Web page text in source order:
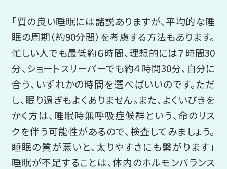
「質の良い睡眠には諸説ありますが、平均的な睡
眠の周期（約90分間）を考慮する方法もあります。
忙しい人でも最低約６時間、理想的には７時間30
分、ショートスリーパーでも約４時間30分、自分に
合う、いずれかの時間を選べばいいのです。ただ
し、眠り過ぎもよくありません。また、よくいびきを
かく方は、睡眠時無呼吸症候群という、命のリス
クを伴う可能性があるので、検査してみましょう。
睡眠の質が悪いと、太りやすさにも繫がります」
睡眠が不足することは、体内のホルモンバランス